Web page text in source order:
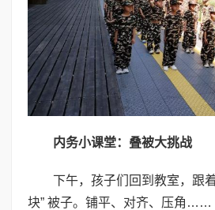
内务小课堂：叠被大挑战
下午，孩子们回到教室，跟
块” 被子。铺平、对齐、压角……